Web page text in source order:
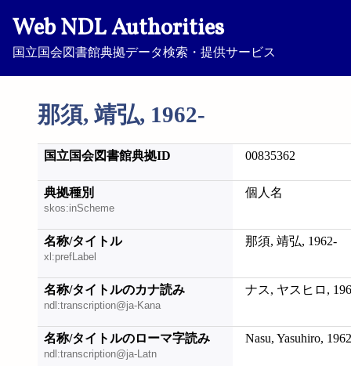
Web NDL Authorities
国立国会図書館典拠データ検索・提供サービス
那須, 靖弘, 1962-
国立国会図書館典拠ID 00835362
典拠種別
skos:inScheme
個人名
名称/タイトル
xl:prefLabel
那須, 靖弘, 1962-
名称/タイトルのカナ読み
ndl:transcription@ja-Kana
ナス, ヤスヒロ,
名称/タイトルのローマ字読み
ndl:transcription@ja-Latn
Nasu, Yasuhiro,